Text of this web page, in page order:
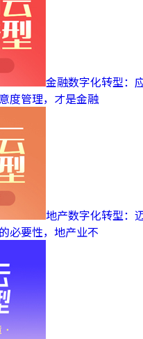
金融数字化转型：
度管理，才是金融
地产数字化转型：
必要性，地产业不